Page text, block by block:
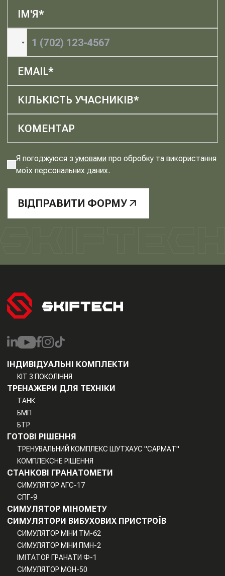
Я погоджуюся з умовами про обробку та використання
моїх персональних даних.
ВІДПРАВИТИ ФОРМУ
ІНДИВІДУАЛЬНІ КОМПЛЕКТИ
КІТ 3 ПОКОЛІННЯ
ТРЕНАЖЕРИ ДЛЯ ТЕХНІКИ
ТАНК
БМП
БТР
ГОТОВІ РІШЕННЯ
ТРЕНУВАЛЬНИЙ КОМПЛЕКС ШУТХАУС "САРМАТ"
КОМПЛЕКСНЕ РІШЕННЯ
СТАНКОВІ ГРАНАТОМЕТИ
СИМУЛЯТОР АГС-17
СПГ-9
СИМУЛЯТОР МІНОМЕТУ
СИМУЛЯТОРИ ВИБУХОВИХ ПРИСТРОЇВ
СИМУЛЯТОР МІНИ TM-62
СИМУЛЯТОР МІНИ ПМН-2
ІМІТАТОР ГРАНАТИ Ф-1
СИМУЛЯТОР МОН-50